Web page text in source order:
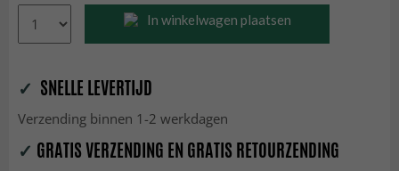
In winkelwagen plaatsen
✓ SNELLE LEVERTIJD
Verzending binnen 1-2 werkdagen
✓ GRATIS VERZENDING EN GRATIS RETOURZENDING